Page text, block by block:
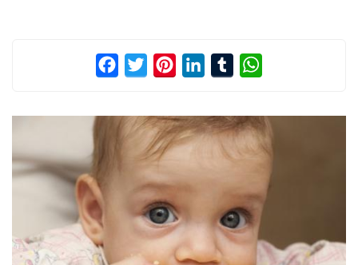
FacebookTwitterPinterestLinkedInTumblr